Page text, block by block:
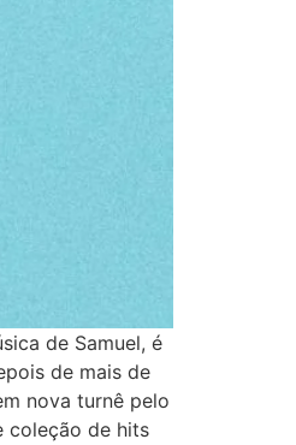
de Samuel, é
de mais de
nova turnê pelo
coleção de hits